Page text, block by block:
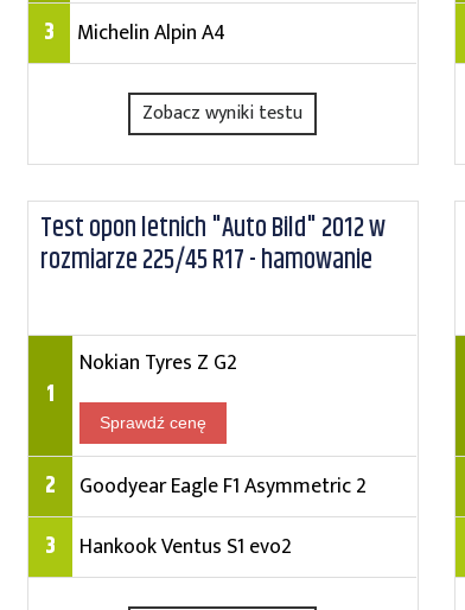
3 Michelin Alpin A4
Zobacz wyniki testu
Test opon letnich "Auto Bild" 2012 w
rozmiarze 225/45 R17 - hamowanie
1
Nokian Tyres Z G2
Sprawdź cenę
2 Goodyear Eagle F1 Asymmetric 2
3 Hankook Ventus S1 evo2